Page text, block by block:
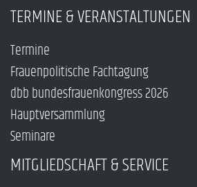
TERMINE & VERANSTALTUNGEN
Termine
Frauenpolitische Fachtagung
dbb bundesfrauenkongress 2026
Hauptversammlung
Seminare
MITGLIEDSCHAFT & SERVICE